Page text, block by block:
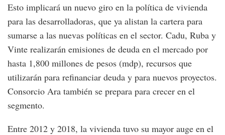
Esto implicará un nuevo giro en la política de vivienda
para las desarrolladoras, que ya alistan la cartera para
sumarse a las nuevas políticas en el sector. Cadu, Ruba y
Vinte realizarán emisiones de deuda en el mercado por
hasta 1,800 millones de pesos (mdp), recursos que
utilizarán para refinanciar deuda y para nuevos proyectos.
Consorcio Ara también se prepara para crecer en el
segmento.
Entre 2012 y 2018, la vivienda tuvo su mayor auge en el